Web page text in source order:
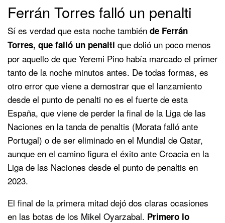
Ferrán Torres falló un penalti
Sí es verdad que esta noche también de Ferrán
Torres, que falló un penalti que dolió un poco menos
por aquello de que Yeremi Pino había marcado el primer
tanto de la noche minutos antes. De todas formas, es
otro error que viene a demostrar que el lanzamiento
desde el punto de penalti no es el fuerte de esta
España, que viene de perder la final de la Liga de las
Naciones en la tanda de penaltis (Morata falló ante
Portugal) o de ser eliminado en el Mundial de Qatar,
aunque en el camino figura el éxito ante Croacia en la
Liga de las Naciones desde el punto de penaltis en
2023.
El final de la primera mitad dejó dos claras ocasiones
en las botas de los Mikel Oyarzabal. Primero lo